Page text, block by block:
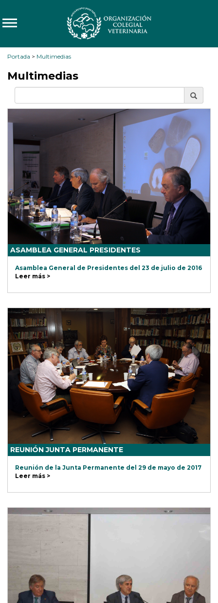
Portada > Multimedias
Multimedias
ASAMBLEA GENERAL PRESIDENTES
Asamblea General de Presidentes del 23 de julio de 2016
Leer más >
REUNIÓN JUNTA PERMANENTE
Reunión de la Junta Permanente del 29 de mayo de 2017
Leer más >